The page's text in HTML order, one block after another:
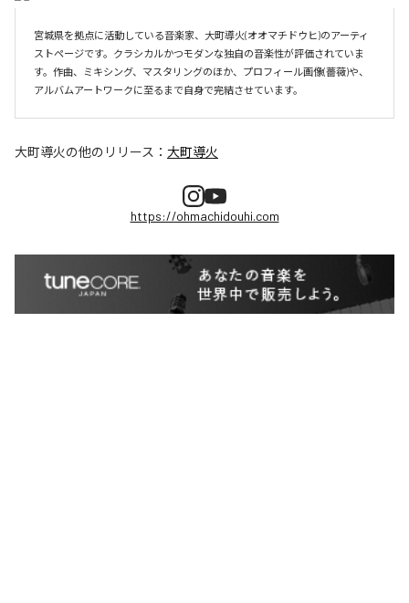
宮城県を拠点に活動している音楽家、大町導火(オオマチドウヒ)のアーティ
ストページです。クラシカルかつモダンな独自の音楽性が評価されていま
す。作曲、ミキシング、マスタリングのほか、プロフィール画像(薔薇)や、
アルバムアートワークに至るまで自身で完結させています。
大町導火の他のリリース： 大町導火
https://ohmachidouhi.com